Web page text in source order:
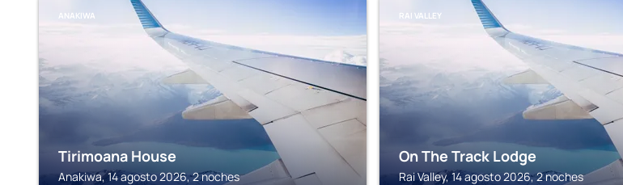
ANAKIWA
Tirimoana House
Anakiwa, 14 agosto 2026, 2 noches
RAI VALLEY
On The Track Lodge
Rai Valley, 14 agosto 2026, 2 noches